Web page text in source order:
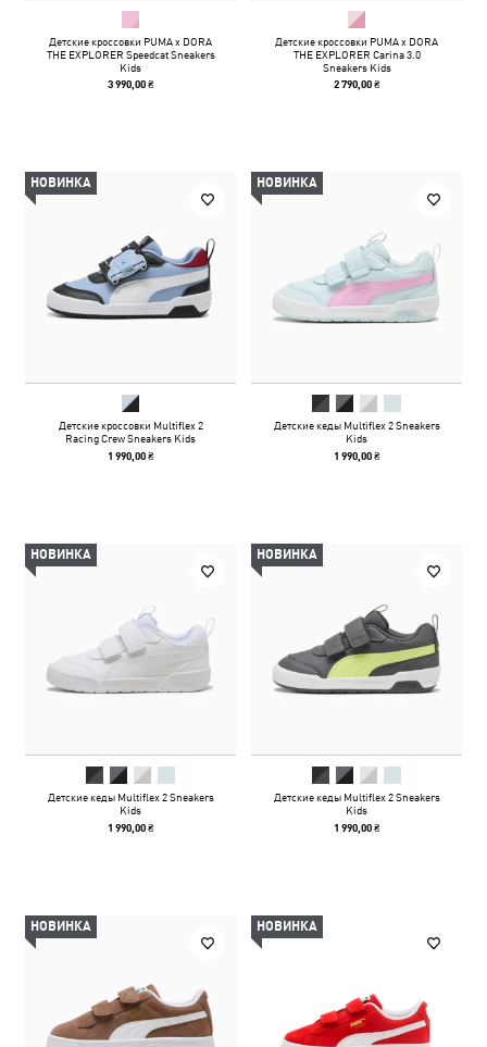
Детские кроссовки PUMA x DORA
THE EXPLORER Speedcat Sneakers
Kids
3 990,00 ₴
Детские кроссовки PUMA x DORA
THE EXPLORER Carina 3.0
Sneakers Kids
2 790,00 ₴
НОВИНКА
Детские кроссовки Multiflex 2
Racing Crew Sneakers Kids
1 990,00 ₴
НОВИНКА
Детские кеды Multiflex 2 Sneakers
Kids
1 990,00 ₴
НОВИНКА
Детские кеды Multiflex 2 Sneakers
Kids
1 990,00 ₴
НОВИНКА
Детские кеды Multiflex 2 Sneakers
Kids
1 990,00 ₴
НОВИНКА НОВИНКА